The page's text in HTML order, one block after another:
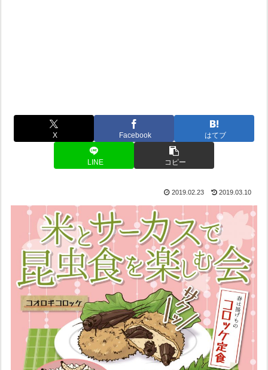
X Facebook はてブ
LINE コピー
2019.02.23 2019.03.10